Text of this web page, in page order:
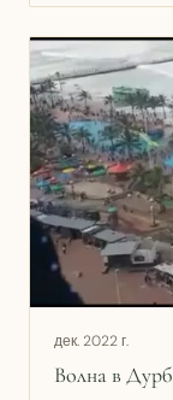
дек. 2022 г.
Волна в